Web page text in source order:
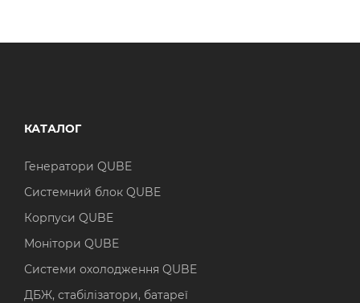
КАТАЛОГ
Генератори QUBE
Системний блок QUBE
Корпуси QUBE
Монітори QUBE
Системи охолодження QUBE
ДБЖ, стабілізатори, батареї